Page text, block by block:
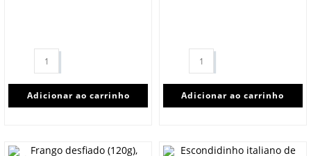
Adicionar ao carrinho Adicionar ao carrinho